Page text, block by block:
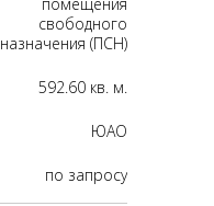
свободного
назначения (ПСН)
592.60 кв. м.
ЮАО
по запросу